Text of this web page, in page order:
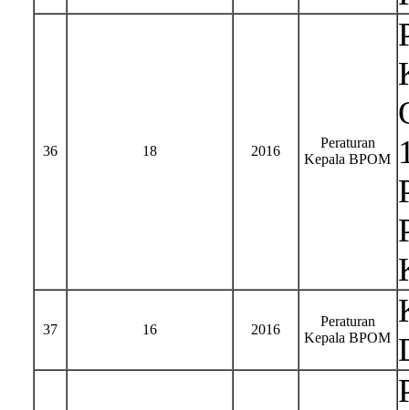
36 18 2016
Peraturan
Kepala BPOM
37 16 2016
Peraturan
Kepala BPOM